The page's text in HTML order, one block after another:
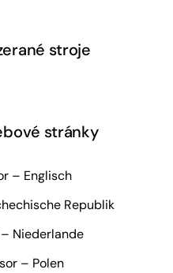
stroje
stránky
– Englisch
Republik
Niederlande
– Polen